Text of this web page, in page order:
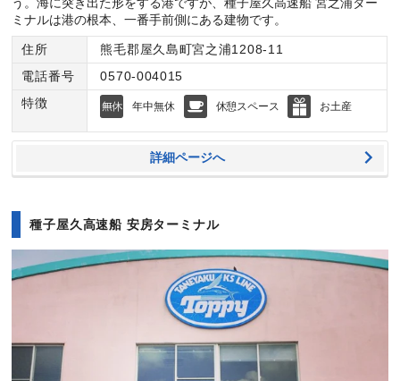
ミナルは港の根本、一番手前側にある建物です。
住所
熊毛郡屋久島町宮之浦1208-11
電話番号
0570-004015
特徴
年中無休 休憩スペース お土産
詳細ページへ
種子屋久高速船 安房ターミナル